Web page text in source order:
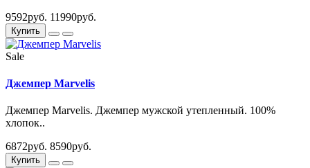
9592руб. 11990руб.
Купить
Sale
Джемпер Marvelis
Джемпер Marvelis. Джемпер мужской утепленный. 100%
хлопок..
6872руб. 8590руб.
Купить